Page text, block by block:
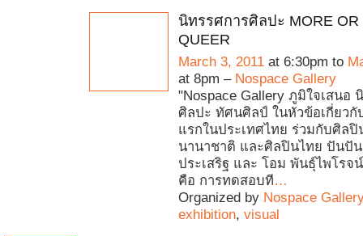
นิทรรศการศิลปะ MORE OR
QUEER
March 3, 2011 at 6:30pm to
at 8pm – Nospace Gallery
"Nospace Gallery ภูมิใจเสนอ
ศิลปะ ทัศนศิลป์ ในหัวข้อเกี่ยวกั
แรกในประเทศไทย ร่วมกับศิลปิ
นานาชาติ และศิลปินไทย ปันปั
ประเสริฐ และ โอม พันธุ์ไพโรจ
คือ การทดสอบที…
Organized by Nospace
exhibition, visual